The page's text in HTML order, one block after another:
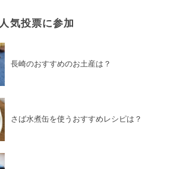
人気投票に参加
長崎のおすすめのお土産は？
さば水煮缶を使うおすすめレシピは？